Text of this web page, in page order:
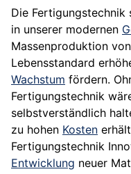
Die Fertigungstechnik
in unserer modernen
Massenproduktion
Lebensstandard
Wachstum fördern.
Fertigungstechnik
selbstverständlich
zu hohen Kosten
Fertigungstechnik
Entwicklung neuer